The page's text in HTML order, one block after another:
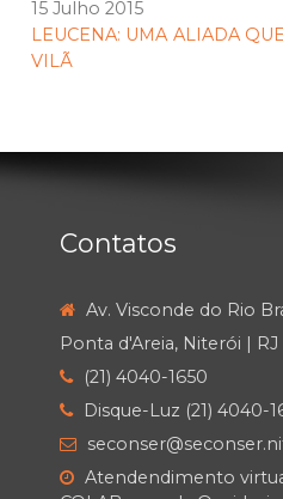
15 Julho 2015
LEUCENA: UMA ALIADA
VILÃ
Contatos
Av. Visconde do Rio
Ponta d'Areia, Niterói | RJ
(21) 4040-1650
Disque-Luz (21) 4040-
Atendendimento